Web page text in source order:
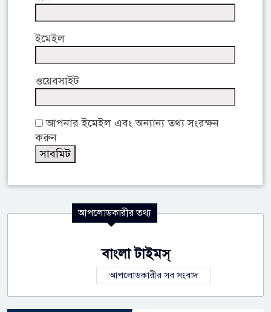
ইমেইল
ওয়েবসাইট
আপনার ইমেইল এবং অন্যান্য তথ্য সংরক্ষন
করুন
আপলোডকারীর তথ্য
বাংলা টাইমস্
আপলোডকারীর সব সংবাদ